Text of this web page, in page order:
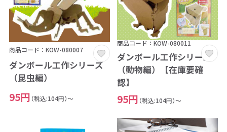
商品コード：KOW-080007
ダンボール工作シリーズ
（昆虫編）
95円 （税込:104円）～
商品コード：KOW-080011
ダンボール工作シリーズ
（動物編）【在庫要確
認】
95円 （税込:104円）～